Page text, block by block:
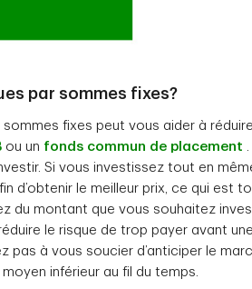
par sommes fixes?
sommes fixes peut vous aider à
ou un fonds commun de placement
Si vous investissez tout en
d’obtenir le meilleur prix, ce qui est
du montant que vous souhaitez
le risque de trop payer avant
pas à vous soucier d’anticiper le
inférieur au fil du temps.